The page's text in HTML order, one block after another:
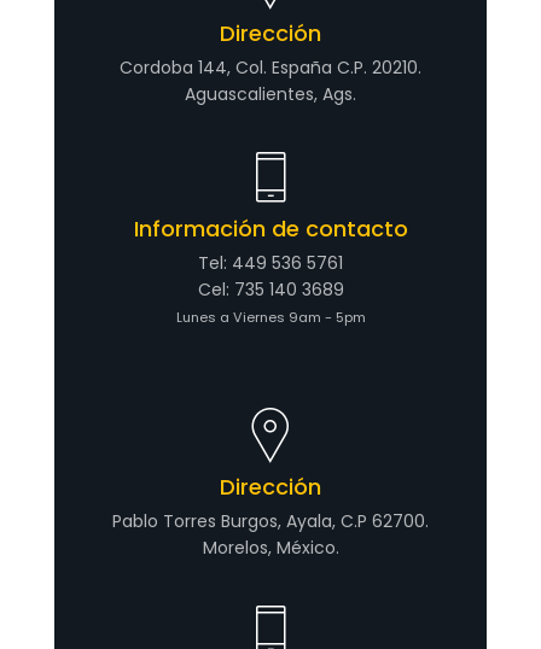
Dirección
Cordoba 144, Col. España C.P. 20210.
Aguascalientes, Ags.
Información de contacto
Tel: 449 536 5761
Cel: 735 140 3689
Lunes a Viernes 9am - 5pm
Dirección
Pablo Torres Burgos, Ayala, C.P 62700.
Morelos, México.